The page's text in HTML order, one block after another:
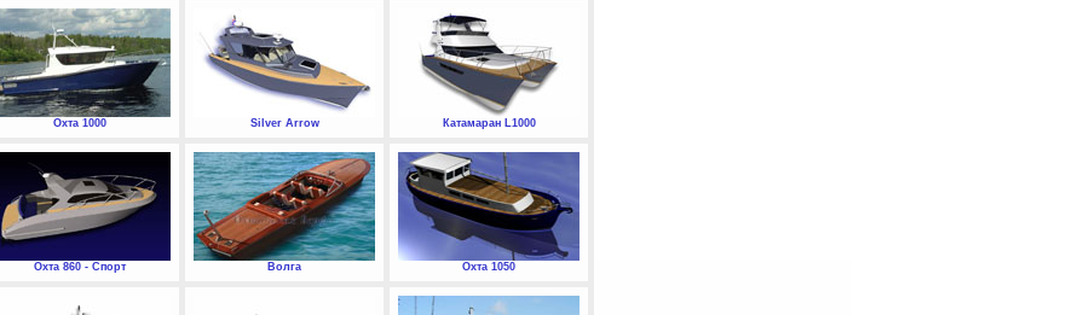
Охта 1000 Silver Arrow Катамаран L1000
Охта 860 - Спорт Волга Охта 1050